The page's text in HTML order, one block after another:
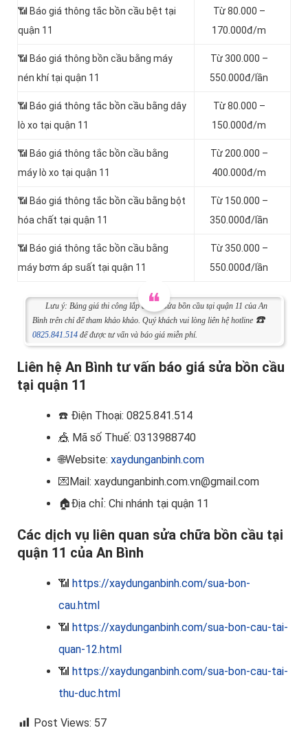
📶 Báo giá thông tắc bồn cầu bệt tại
quận 11
Từ 80.000 –
170.000đ/m
📶 Báo giá thông bồn cầu bằng máy
nén khí tại quận 11
Từ 300.000 –
550.000đ/lần
📶 Báo giá thông tắc bồn cầu bằng dây
lò xo tại quận 11
Từ 80.000 –
150.000đ/m
📶 Báo giá thông tắc bồn cầu bằng
máy lò xo tại quận 11
Từ 200.000 –
400.000đ/m
📶 Báo giá thông tắc bồn cầu bằng bột
hóa chất tại quận 11
Từ 150.000 –
350.000đ/lần
📶 Báo giá thông tắc bồn cầu bằng
máy bơm áp suất tại quận 11
Từ 350.000 –
550.000đ/lần
Lưu ý: Bảng giá thi công lắp đặt và sửa bồn cầu tại quận 11 của An
Bình trên chỉ để tham khảo khảo. Quý khách vui lòng liên hệ hotline ☎️
0825.841.514 để được tư vấn và báo giá miễn phí.
Liên hệ An Bình tư vấn báo giá sửa bồn cầu
tại quận 11
☎️ Điện Thoại: 0825.841.514
🎪 Mã số Thuế: 0313988740
🌐Website: xaydunganbinh.com
💌Mail: xaydunganbinh.com.vn@gmail.com
🏠Địa chỉ: Chi nhánh tại quận 11
Các dịch vụ liên quan sửa chữa bồn cầu tại
quận 11 của An Bình
📶 https://xaydunganbinh.com/sua-bon-
cau.html
📶 https://xaydunganbinh.com/sua-bon-cau-tai-
quan-12.html
📶 https://xaydunganbinh.com/sua-bon-cau-tai-
thu-duc.html
Post Views: 57